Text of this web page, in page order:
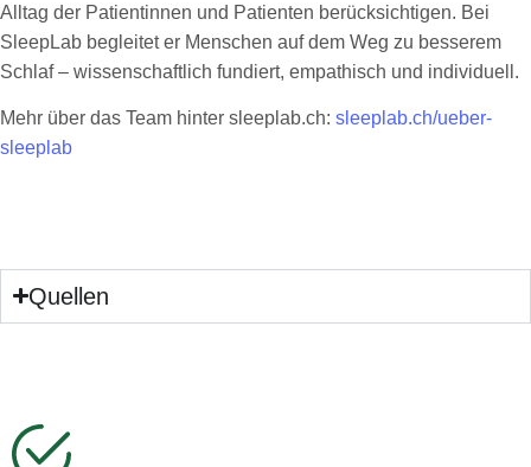
Alltag der Patientinnen und Patienten berücksichtigen. Bei
SleepLab begleitet er Menschen auf dem Weg zu besserem
Schlaf – wissenschaftlich fundiert, empathisch und individuell.
Mehr über das Team hinter sleeplab.ch: sleeplab.ch/ueber-
sleeplab
Quellen